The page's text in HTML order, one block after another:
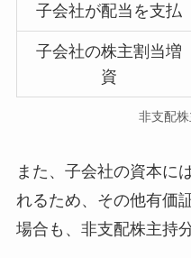
子会社が配当を支払
子会社の株主割当増
資
非支配
また、子会社の資本に
れるため、 その他有価
場合も、非支配株主持